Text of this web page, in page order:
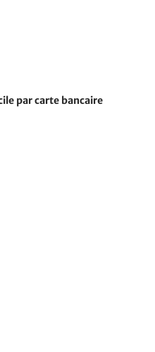
par carte bancaire